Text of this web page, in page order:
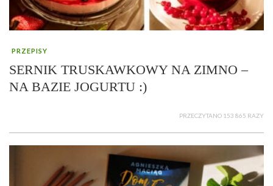
PRZEPISY
SERNIK TRUSKAWKOWY NA ZIMNO –
NA BAZIE JOGURTU :)
PRZECZYTANO 153 865 RAZY